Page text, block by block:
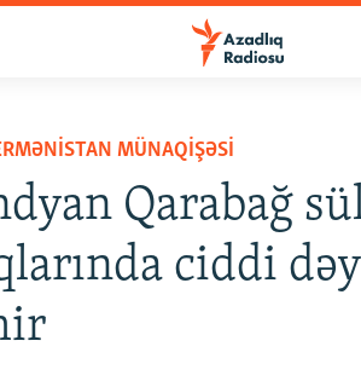
MÜNAQIŞƏSI
Qarabağ
ciddi